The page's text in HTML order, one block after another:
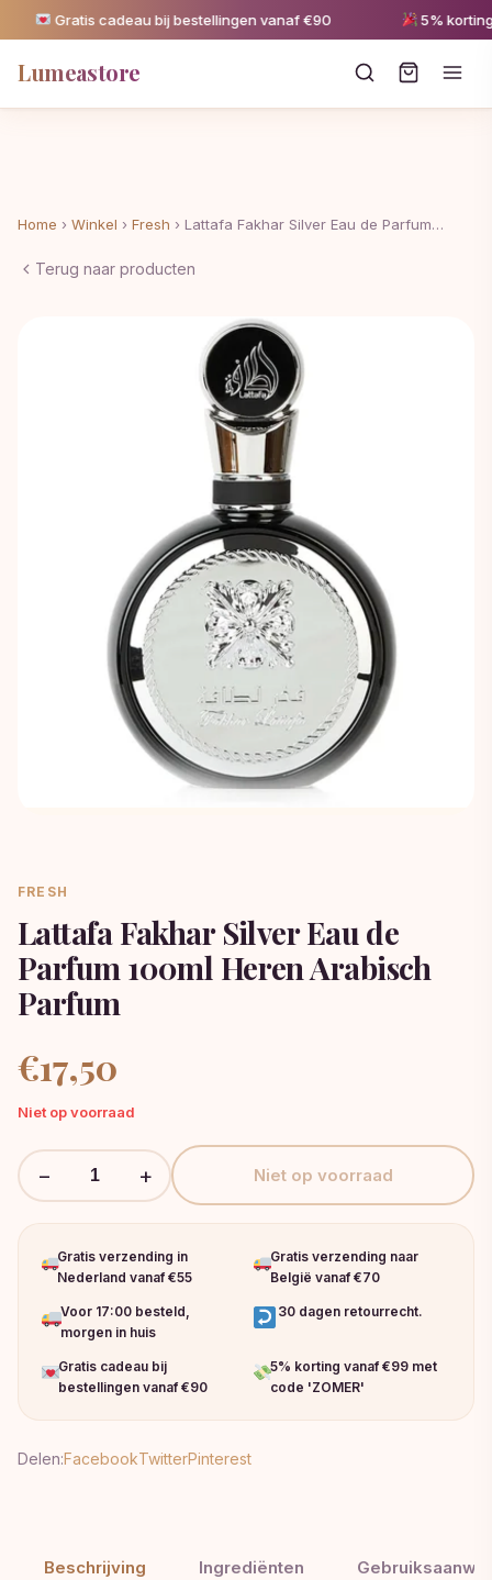
Gratis cadeau bij bestellingen vanaf €90 5% korting
Lumeastore
Home › Winkel › Fresh › Lattafa Fakhar Silver Eau de Parfum…
Terug naar producten
FRESH
Lattafa Fakhar Silver Eau de
Parfum 100ml Heren Arabisch
Parfum
€17,50
Niet op voorraad
− + Niet op voorraad
Gratis verzending in
Nederland vanaf €55
Gratis verzending naar
België vanaf €70
Voor 17:00 besteld,
morgen in huis
30 dagen retourrecht.
Gratis cadeau bij
bestellingen vanaf €90
5% korting vanaf €99 met
code 'ZOMER'
Delen:FacebookTwitterPinterest
Beschrijving Ingrediënten